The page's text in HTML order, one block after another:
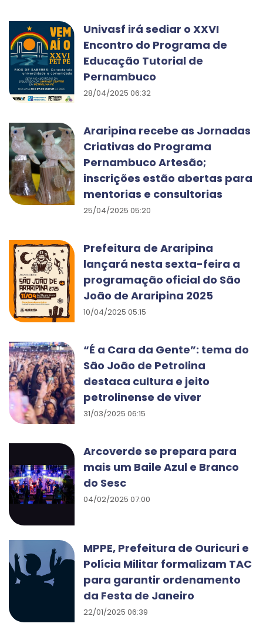
Univasf irá sediar o XXVI
Encontro do Programa de
Educação Tutorial de
Pernambuco
28/04/2025 06:32
Araripina recebe as Jornadas
Criativas do Programa
Pernambuco Artesão;
inscrições estão abertas para
mentorias e consultorias
25/04/2025 05:20
Prefeitura de Araripina
lançará nesta sexta-feira a
programação oficial do São
João de Araripina 2025
10/04/2025 05:15
“É a Cara da Gente”: tema do
São João de Petrolina
destaca cultura e jeito
petrolinense de viver
31/03/2025 06:15
Arcoverde se prepara para
mais um Baile Azul e Branco
do Sesc
04/02/2025 07:00
MPPE, Prefeitura de Ouricuri e
Polícia Militar formalizam TAC
para garantir ordenamento
da Festa de Janeiro
22/01/2025 06:39